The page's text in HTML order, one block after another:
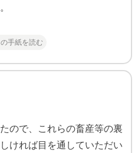
手紙を読む
ので、これらの畜産等の裏
ければ目を通していただい